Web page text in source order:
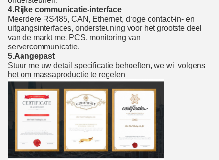
4.Rijke communicatie-interface
Meerdere RS485, CAN, Ethernet, droge contact-in- en
uitgangsinterfaces, ondersteuning voor het grootste deel
van de markt met PCS, monitoring van
servercommunicatie.
5.Aangepast
Stuur me uw detail specificatie behoeften, we wil volgens
het om massaproductie te regelen